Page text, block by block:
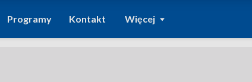
Programy Kontakt Więcej